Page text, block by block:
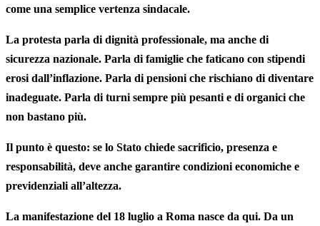
come una semplice vertenza sindacale.
La protesta parla di dignità professionale, ma anche di
sicurezza nazionale. Parla di famiglie che faticano con stipendi
erosi dall’inflazione. Parla di pensioni che rischiano di diventare
inadeguate. Parla di turni sempre più pesanti e di organici che
non bastano più.
Il punto è questo: se lo Stato chiede sacrificio, presenza e
responsabilità, deve anche garantire condizioni economiche e
previdenziali all’altezza.
La manifestazione del 18 luglio a Roma nasce da qui. Da un